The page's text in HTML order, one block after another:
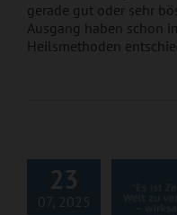
gerade gut oder sehr
Ausgang haben schon
Heilsmethoden
23
07, 2025